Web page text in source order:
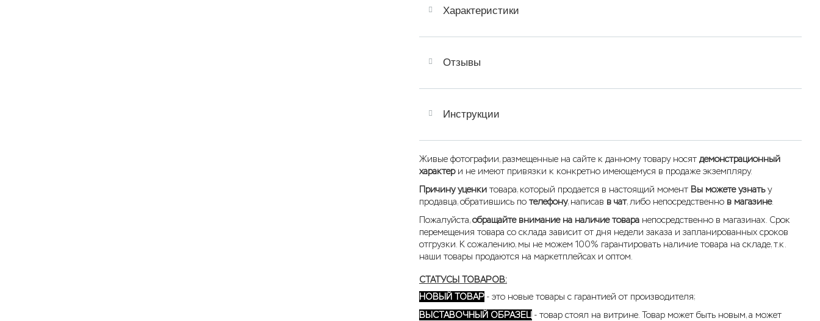
Характеристики
Отзывы
Инструкции
Живые фотографии, размещенные на сайте к данному товару носят демонстрационный
характери не имеют привязки к конкретно имеющемуся в продаже экземпляру.
Причину уценки товара, который продается в настоящий момент Вы можете узнатьу
продавца, обратившись по телефону, написав в чат, либо непосредственно в магазине.
Пожалуйста,обращайте внимание на наличие товара непосредственно в магазинах. Срок
перемещения товара со склада зависит от дня недели заказа и запланированных сроков
отгрузки. К сожалению, мы не можем 100% гарантировать наличие товара на складе, т.к.
наши товары продаются на маркетплейсах и оптом.
СТАТУСЫ ТОВАРОВ:
НОВЫЙ ТОВАР - это новые товары с гарантией от производителя;
ВЫСТАВОЧНЫЙ ОБРАЗЕЦ - товар стоял на витрине. Товар может быть новым, а может